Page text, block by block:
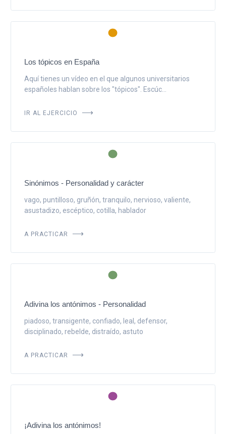
Los tópicos en España
Aquí tienes un vídeo en el que algunos universitarios
españoles hablan sobre los "tópicos". Escúc...
IR AL EJERCICIO
Sinónimos - Personalidad y carácter
vago, puntilloso, gruñón, tranquilo, nervioso, valiente,
asustadizo, escéptico, cotilla, hablador
A PRACTICAR
Adivina los antónimos - Personalidad
piadoso, transigente, confiado, leal, defensor,
disciplinado, rebelde, distraído, astuto
A PRACTICAR
¡Adivina los antónimos!